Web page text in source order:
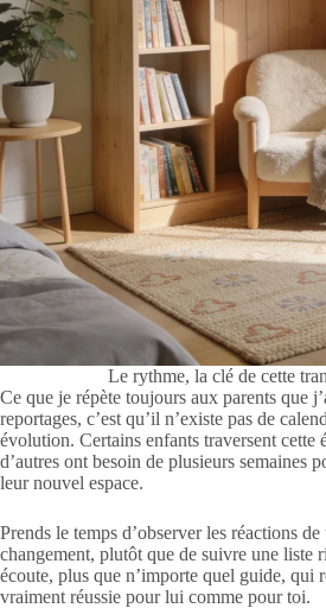
Le rythme, la clé de cette
Ce que je répète toujours aux parents que
reportages, c’est qu’il n’existe pas de
évolution. Certains enfants traversent cette
d’autres ont besoin de plusieurs semaines
leur nouvel espace.
Prends le temps d’observer les réactions
changement, plutôt que de suivre une liste
écoute, plus que n’importe quel guide, qui
vraiment réussie pour lui comme pour toi.